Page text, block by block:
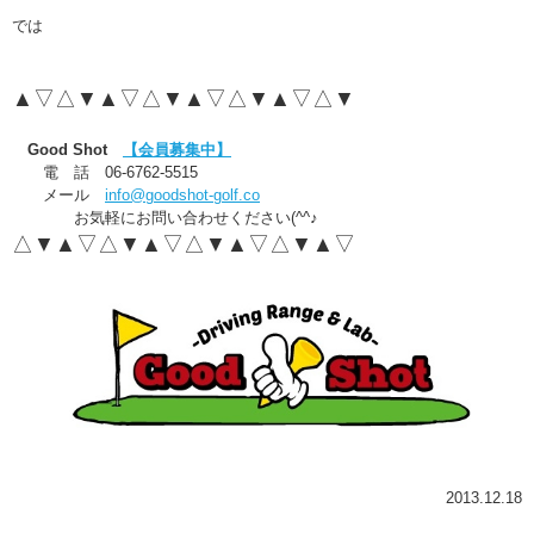
では
▲▽△▼▲▽△▼▲▽△▼▲▽△▼
Good Shot
【会員募集中】
電 話 06-6762-5515
メール info@goodshot-golf.co
お気軽にお問い合わせください(^^♪
△▼▲▽△▼▲▽△▼▲▽△▼▲▽
2013.12.18